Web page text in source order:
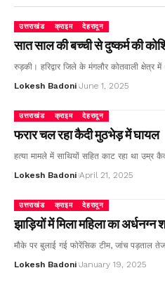
उत्तराखंड क्राइम देहरादून
सात साल की बच्ची से दुष्कर्म की
रुड़की। हरिद्वार जिले के मंगलौर कोतवाली क्षेत्र में
Lokesh Badoni June 1, 2025
उत्तराखंड क्राइम देहरादून
फरार चल रहा कैदी मुठभेड़ में घायल
हत्या मामले में साथियों सहित काट रहा था उम्र
Lokesh Badoni April 21, 2025
उत्तराखंड क्राइम देहरादून
झाड़ियों में मिला महिला का अर्धनग्न
मौके पर बुलाई गई फोरेंसिक टीम, जांच पड़ताल
Lokesh Badoni January 19, 2025